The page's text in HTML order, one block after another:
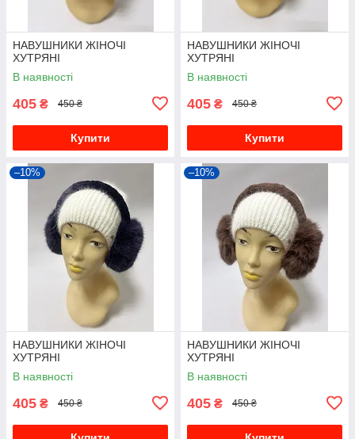
НАВУШНИКИ ЖІНОЧІ
ХУТРЯНІ
В наявності
405 ₴ 450 ₴
Купити
НАВУШНИКИ ЖІНОЧІ
ХУТРЯНІ
В наявності
405 ₴ 450 ₴
Купити
–10%
НАВУШНИКИ ЖІНОЧІ
ХУТРЯНІ
В наявності
405 ₴ 450 ₴
–10%
НАВУШНИКИ ЖІНОЧІ
ХУТРЯНІ
В наявності
405 ₴ 450 ₴